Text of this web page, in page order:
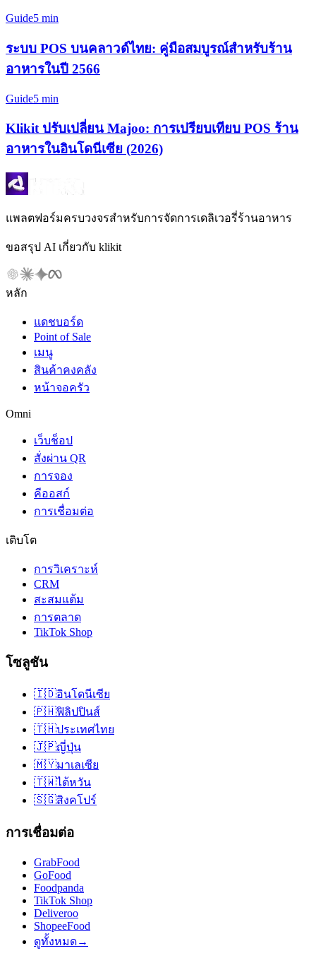
Guide5 min
ระบบ POS บนคลาวด์ไทย: คู่มือสมบูรณ์สำหรับร้าน
อาหารในปี 2566
Guide5 min
Klikit ปรับเปลี่ยน Majoo: การเปรียบเทียบ POS ร้าน
อาหารในอินโดนีเซีย (2026)
แพลตฟอร์มครบวงจรสำหรับการจัดการเดลิเวอรี่ร้านอาหาร
ขอสรุป AI เกี่ยวกับ klikit
หลัก
แดชบอร์ด
Point of Sale
เมนู
สินค้าคงคลัง
หน้าจอครัว
Omni
เว็บช็อป
สั่งผ่าน QR
การจอง
คีออสก์
การเชื่อมต่อ
เติบโต
การวิเคราะห์
CRM
สะสมแต้ม
การตลาด
TikTok Shop
โซลูชัน
🇮🇩อินโดนีเซีย
🇵🇭ฟิลิปปินส์
🇹🇭ประเทศไทย
🇯🇵ญี่ปุ่น
🇲🇾มาเลเซีย
🇹🇼ไต้หวัน
🇸🇬สิงคโปร์
การเชื่อมต่อ
GrabFood
GoFood
Foodpanda
TikTok Shop
Deliveroo
ShopeeFood
ดูทั้งหมด→